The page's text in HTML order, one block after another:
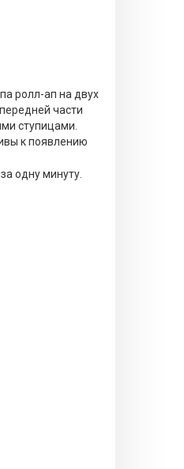
ролл-ап на двух
части
ступицами.
к появлению
одну минуту.